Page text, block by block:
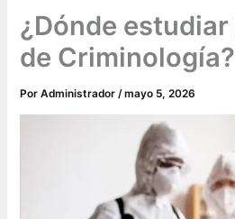
¿Dónde
de Criminología?
PorAdministrador /mayo 5, 2026